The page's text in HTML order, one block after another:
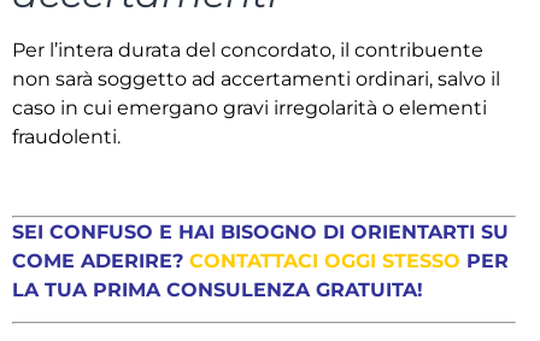
Per l’intera durata del concordato, il contribuente
non sarà soggetto ad accertamenti ordinari, salvo il
caso in cui emergano gravi irregolarità o elementi
fraudolenti.
SEI CONFUSO E HAI BISOGNO DI ORIENTARTI SU
COME ADERIRE? CONTATTACI OGGI STESSO PER
LA TUA PRIMA CONSULENZA GRATUITA!